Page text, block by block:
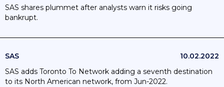
SAS shares plummet after analysts warn it risks going
bankrupt.
SAS
10.02.2022
SAS adds Toronto To Network adding a seventh destination
to its North American network, from Jun-2022.